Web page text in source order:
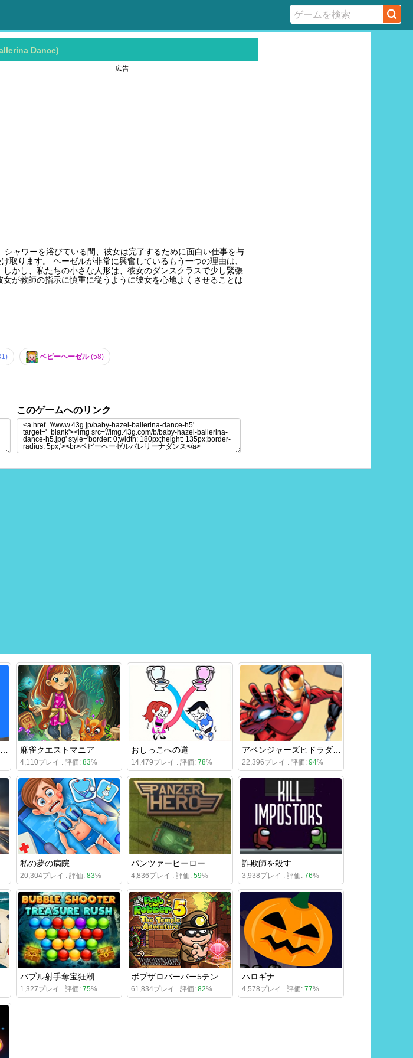
Dance)
広告
ャワーを浴びている間、彼女は完了するために面白い仕事を与
取ります。 ヘーゼルが非常に興奮しているもう一つの理由は、
かし、私たちの小さな人形は、彼女のダンスクラスで少し緊張
が教師の指示に慎重に従うように彼女を心地よくさせることは
ベビーヘーゼル(58)
このゲームへのリンク
麻雀クエストマニア
4,110プレイ . 評価: 83%
おしっこへの道
14,479プレイ . 評価: 78% 22,396プレイ . 評価: 94%
私の夢の病院
20,304プレイ . 評価: 83%
パンツァーヒーロー
4,836プレイ . 評価: 59%
詐欺師を殺す
3,938プレイ . 評価: 76%
バブル射手奪宝狂潮
1,327プレイ . 評価: 75% 61,834プレイ . 評価: 82%
ハロギナ
4,578プレイ . 評価: 77%